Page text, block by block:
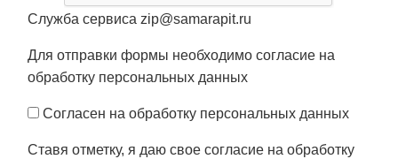
Служба сервиса zip@samarapit.ru
Для отправки формы необходимо согласие на
обработку персональных данных
Согласен на обработку персональных данных
Ставя отметку, я даю свое согласие на обработку